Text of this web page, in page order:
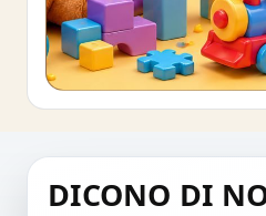
ISCRIVITI E
DICONO DI